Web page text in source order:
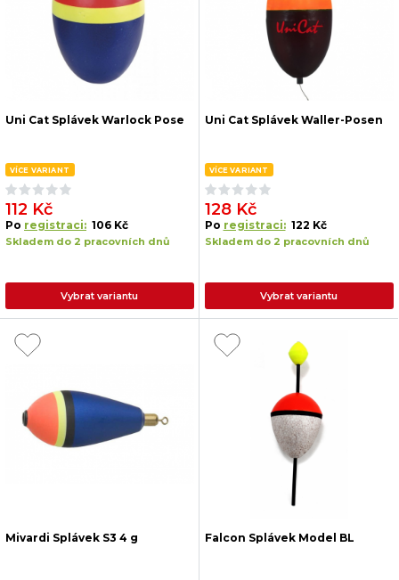
Uni Cat Splávek Warlock Pose
VÍCE VARIANT
112 Kč
Po registraci: 106 Kč
Skladem do 2 pracovních dnů
Vybrat variantu
Uni Cat Splávek Waller-Posen
VÍCE VARIANT
128 Kč
Po registraci: 122 Kč
Skladem do 2 pracovních dnů
Vybrat variantu
Mivardi Splávek S3 4 g Falcon Splávek Model BL